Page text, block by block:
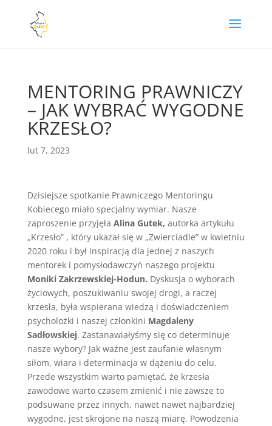
MENTORING PRAWNICZY
– JAK WYBRAĆ WYGODNE
KRZESŁO?
lut 7, 2023
Dzisiejsze spotkanie Prawniczego Mentoringu
Kobiecego miało specjalny wymiar. Nasze
zaproszenie przyjęła Alina Gutek, autorka artykułu
„Krzesło” , który ukazał się w „Zwierciadle” w kwietniu
2020 roku i był inspiracją dla jednej z naszych
mentorek i pomysłodawczyń naszego projektu
Moniki Zakrzewskiej-Hodun. Dyskusja o wyborach
życiowych, poszukiwaniu swojej drogi, a raczej
krzesła, była wspierana wiedzą i doświadczeniem
psycholożki i naszej członkini Magdaleny
Sadłowskiej. Zastanawiałyśmy się co determinuje
nasze wybory? Jak ważne jest zaufanie własnym
siłom, wiara i determinacja w dążeniu do celu.
Przede wszystkim warto pamiętać, że krzesła
zawodowe warto czasem zmienić i nie zawsze to
podsuwane przez innych, nawet nawet najbardziej
wygodne, jest skrojone na naszą miarę. Powodzenia